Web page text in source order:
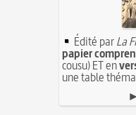
Édité parLa
papier
cousu) ET en
une table
►